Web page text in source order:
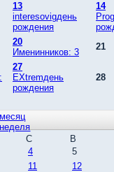
13
interesovigдень
рождения
14
20
Именинников: 3
21
27
EXtremдень
рождения
28
С
В
4
5
11
12